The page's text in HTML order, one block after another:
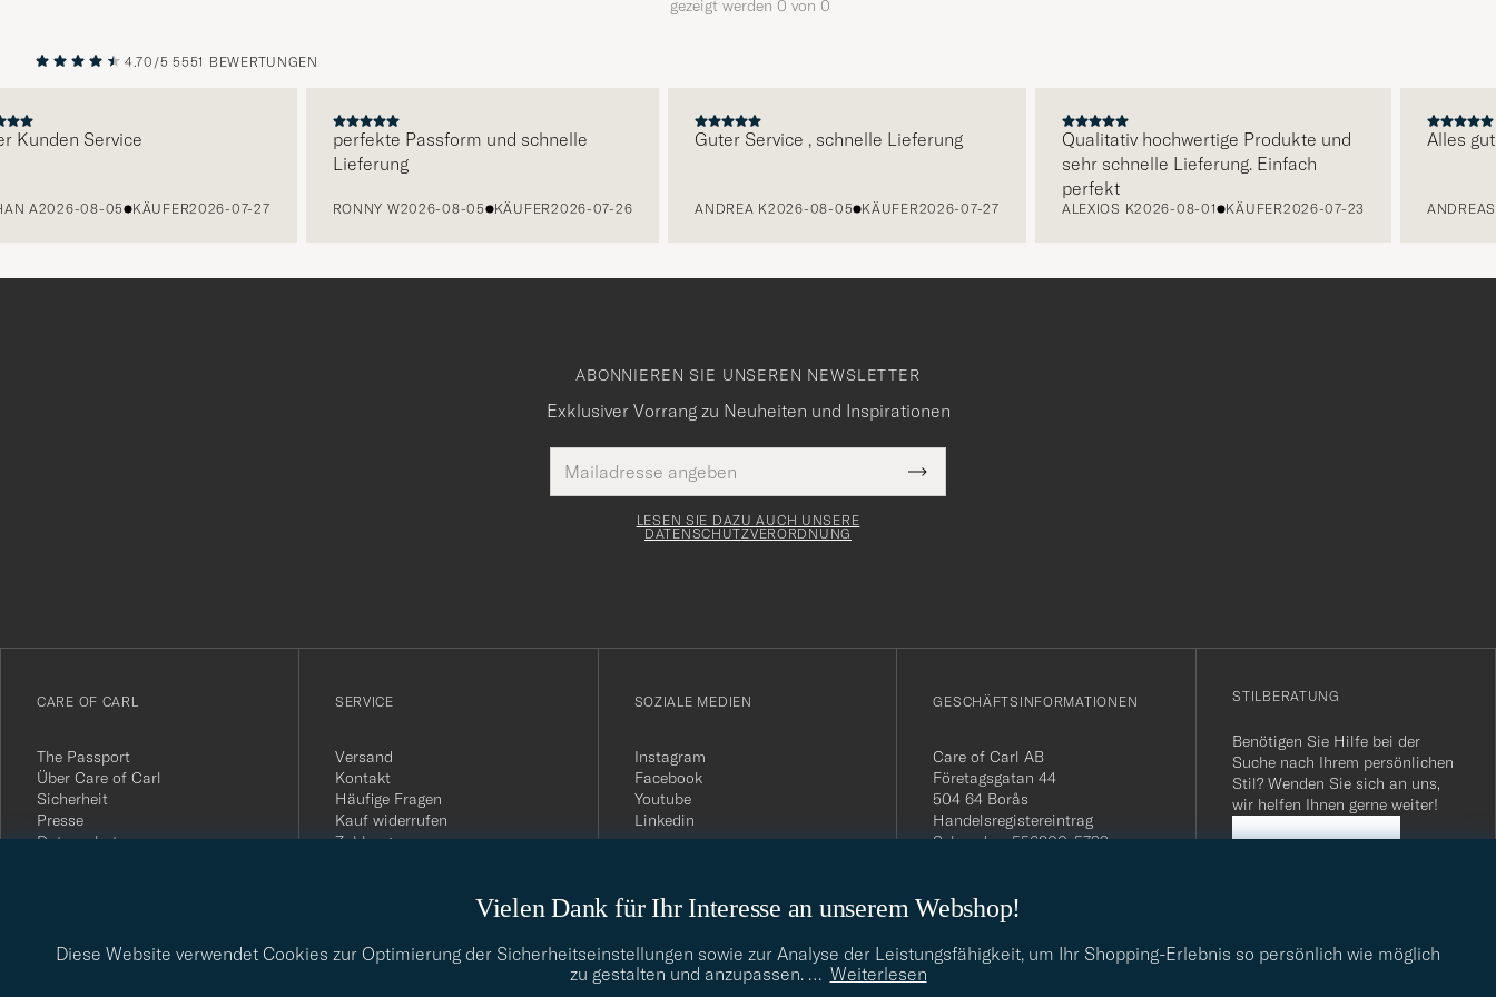
Funktion
"Mein
erleben
gezeigt werden 0 von 0
VORHERIGE
4.70/5 5551 BEWERTUNGEN
Kunden Service
A2026-08-05 KÄUFER2026-07-27
perfekte Passform und schnelle
Lieferung
RONNY W2026-08-05 KÄUFER2026-07-26
Guter Service , schnelle Lieferung
ANDREA K2026-08-05 KÄUFER2026-07-27
Qualitativ hochwertige Produkte und
sehr schnelle Lieferung. Einfach
perfekt
ALEXIOS K2026-08-01 KÄUFER2026-07-23
Alles
ANDREAS
Vielen Dank für Ihr Interesse an unserem Webshop!
Diese Website verwendet Cookies zur Optimierung der Sicherheitseinstellungen sowie zur Analyse der Leistungsfähigkeit, um Ihr Shopping-Erlebnis so persönlich wie möglich
zu gestalten und anzupassen. … Weiterlesen
ABONNIEREN SIE UNSEREN NEWSLETTER
Exklusiver Vorrang zu Neuheiten und Inspirationen
Mail
Adresse
Pflichtfeld
Submit
Newsletter
till
nyhetsbrev!
LESEN SIE DAZU AUCH UNSERE
DATENSCHUTZVERORDNUNG
CARE OF CARL
The Passport
Über Care of Carl
Sicherheit
Presse
Datenschutz
SERVICE
Versand
Kontakt
Häufige Fragen
Kauf widerrufen
Zahlung
SOZIALE MEDIEN
Instagram
Facebook
Youtube
Linkedin
GESCHÄFTSINFORMATIONEN
Care of Carl AB
Företagsgatan 44
504 64 Borås
Handelsregistereintrag
Schweden: 556800-5739
USt-IdNr.: SE556800573901
040 / 22 63 88 96
E-Mail-Adresse:
info@careofcarl.de
STILBERATUNG
Benötigen Sie Hilfe bei der
Suche nach Ihrem persönlichen
Stil? Wenden Sie sich an uns,
wir helfen Ihnen gerne weiter!
STILBERATUNG